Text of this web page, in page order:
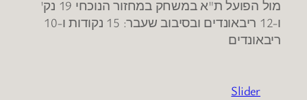
מול הפועל ת"א במשחק במחזור הנוכחי 19 נק'
ו-12 ריבאונדים ובסיבוב שעבר: 15 נקודות ו-10
ריבאונדים
Slider